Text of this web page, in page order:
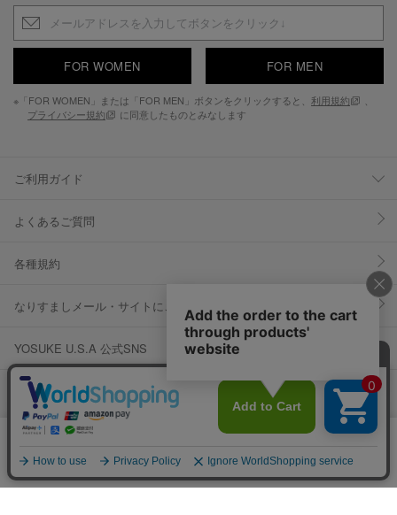
FOR WOMEN FOR MEN
※「FOR WOMEN」または「FOR MEN」ボタンをクリックすると、 利用規約
プライバシー規約
に同意したものとみなします
ご利用ガイド
よくあるご質問
各種規約
なりすましメール・サイトにご注意ください
YOSUKE U.S.A 公式SNS
© IDO CORPORATION Co.,Ltd. Inc.
プライバシー規約 」をご覧ください。